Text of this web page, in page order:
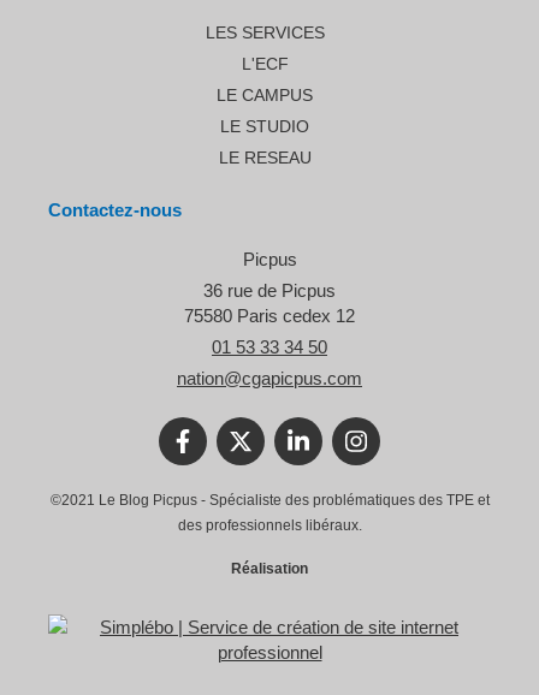
LES SERVICES
L'ECF
LE CAMPUS
LE STUDIO
LE RESEAU
Contactez-nous
Picpus
36 rue de Picpus
75580 Paris cedex 12
01 53 33 34 50
nation@cgapicpus.com
©2021 Le Blog Picpus - Spécialiste des problématiques des TPE et
des professionnels libéraux.
Réalisation